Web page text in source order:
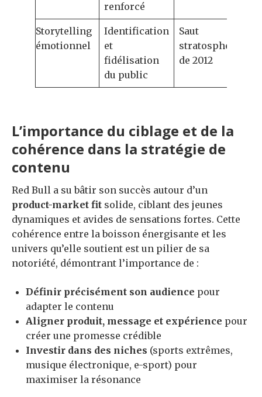
renforcé
Storytelling
émotionnel
Identification
et
fidélisation
du public
Saut
stratosphérique
de 2012
L’importance du ciblage et de la
cohérence dans la stratégie de
contenu
Red Bull a su bâtir son succès autour d’un
product-market fit solide, ciblant des jeunes
dynamiques et avides de sensations fortes. Cette
cohérence entre la boisson énergisante et les
univers qu’elle soutient est un pilier de sa
notoriété, démontrant l’importance de :
Définir précisément son audience pour
adapter le contenu
Aligner produit, message et expérience pour
créer une promesse crédible
Investir dans des niches (sports extrêmes,
musique électronique, e-sport) pour
maximiser la résonance